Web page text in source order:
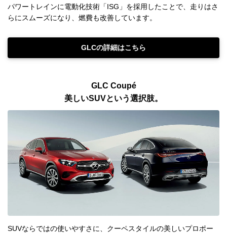
パワートレインに電動化技術「ISG」を採用したことで、走りはさ
らにスムーズになり、燃費も改善しています。
GLCの詳細はこちら
GLC Coupé
美しいSUVという選択肢。
SUVならではの使いやすさに、クーペスタイルの美しいプロポー